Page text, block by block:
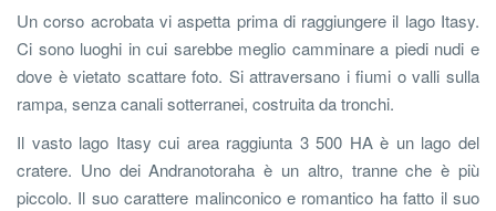
Un corso acrobata vi aspetta prima di raggiungere il lago Itasy.
Ci sono luoghi in cui sarebbe meglio camminare a piedi nudi e
dove è vietato scattare foto. Si attraversano i fiumi o valli sulla
rampa, senza canali sotterranei, costruita da tronchi.
Il vasto lago Itasy cui area raggiunta 3 500 HA è un lago del
cratere. Uno dei Andranotoraha è un altro, tranne che è più
piccolo. Il suo carattere malinconico e romantico ha fatto il suo